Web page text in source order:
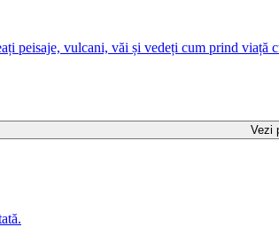
peisaje, vulcani, văi și vedeți cum prind viață
Vezi